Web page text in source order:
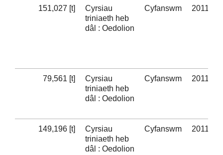
151,027 [t]
Cyrsiau
triniaeth heb
dâl : Oedolion
Cyfanswm 2011-12
79,561 [t]
Cyrsiau
triniaeth heb
dâl : Oedolion
Cyfanswm 2011-12
149,196 [t]
Cyrsiau
triniaeth heb
dâl : Oedolion
Cyfanswm 2011-12